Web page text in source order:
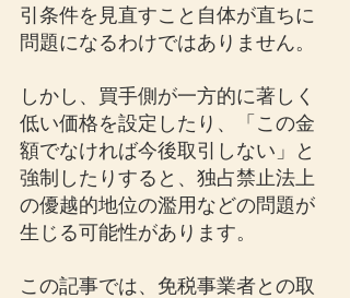
引条件を見直すこと自体が直ちに
問題になるわけではありません。
しかし、買手側が一方的に著しく
低い価格を設定したり、「この金
額でなければ今後取引しない」と
強制したりすると、独占禁止法上
の優越的地位の濫用などの問題が
生じる可能性があります。
この記事では、免税事業者との取